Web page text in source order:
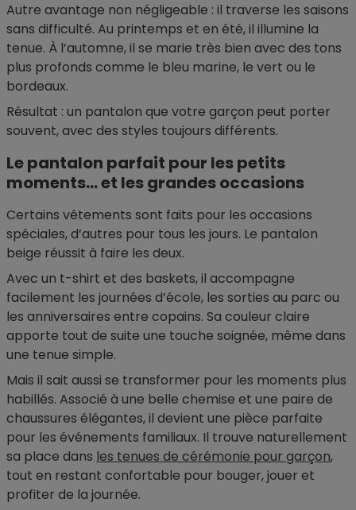
Autre avantage non négligeable : il traverse les saisons
sans difficulté. Au printemps et en été, il illumine la
tenue. À l’automne, il se marie très bien avec des tons
plus profonds comme le bleu marine, le vert ou le
bordeaux.
Résultat : un pantalon que votre garçon peut porter
souvent, avec des styles toujours différents.
Le pantalon parfait pour les petits
moments… et les grandes occasions
Certains vêtements sont faits pour les occasions
spéciales, d’autres pour tous les jours. Le pantalon
beige réussit à faire les deux.
Avec un t-shirt et des baskets, il accompagne
facilement les journées d’école, les sorties au parc ou
les anniversaires entre copains. Sa couleur claire
apporte tout de suite une touche soignée, même dans
une tenue simple.
Mais il sait aussi se transformer pour les moments plus
habillés. Associé à une belle chemise et une paire de
chaussures élégantes, il devient une pièce parfaite
pour les événements familiaux. Il trouve naturellement
sa place dans les tenues de cérémonie pour garçon,
tout en restant confortable pour bouger, jouer et
profiter de la journée.